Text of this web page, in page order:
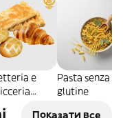
e
glutine
Pasta senza
glutine
Показати все